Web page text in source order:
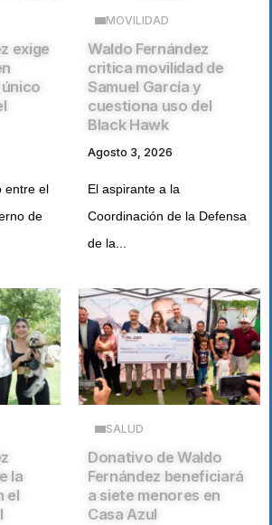
exige
único
entre el
de
MOVILIDAD
Waldo Fernández
critica movilidad de
Samuel García y
cuestiona uso del
Black Hawk
Agosto 3, 2026
El aspirante a la
Coordinación de la Defensa
de la...
la
el
SALUD
Donativo de Waldo
Fernández beneficiará
a siete menores en
Casa Azul